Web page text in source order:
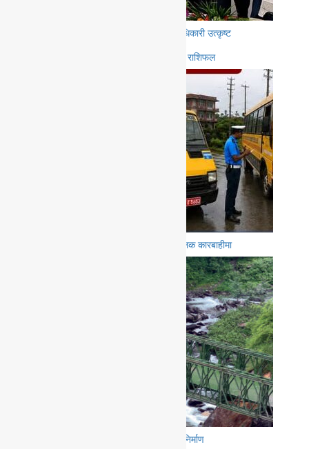
जिल्ला समन्वय समितिको निवन्धमा सक्षम अधिकारी उत्कृष्ट
आज २०८३ साल श्रावण २० गते बुधवारको राशिफल
नियम उल्लंघन गर्ने ९ विद्यालयका सवारी चालक कारबाहीमा
मनाङको चामे–नार्पाभूमि सडकमा बेलिब्रिज निर्माण